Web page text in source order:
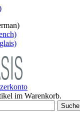
im Warenkorb.
Suche